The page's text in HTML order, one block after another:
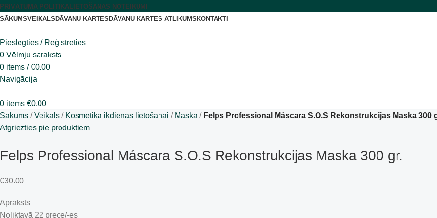
PRIVĀTUMA POLITIKA LIETOŠANAS NOTEIKUMI
SĀKUMSVEIKALS DĀVANU KARTES DĀVANU KARTES ATLIKUMS KONTAKTI
Pieslēgties / Reģistrēties
0 Vēlmju saraksts
0 items / €0.00
Navigācija
0 items €0.00
Sākums
Veikals Kosmētika ikdienas lietošanai Maska
Felps Professional Máscara S.O.S Rekonstrukcijas Maska 300
Atgriezties pie produktiem
Felps Professional Máscara S.O.S Rekonstrukcijas Maska 300 gr.
€30.00
Apraksts
Noliktavā 22 prece/-es